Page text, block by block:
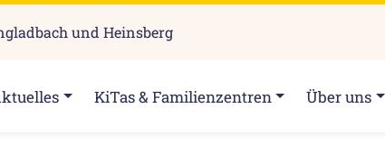
und Heinsberg
KiTas & Familienzentren Über uns